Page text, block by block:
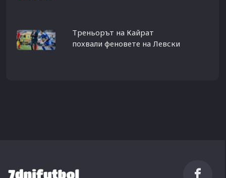
Треньорът на Кайрат
похвали феновете на Левски